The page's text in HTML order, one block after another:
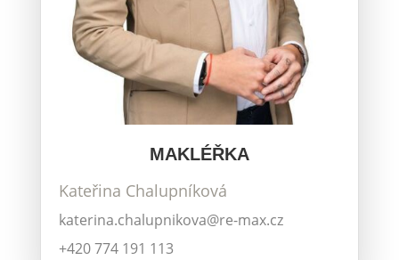
MAKLÉŘKA
Kateřina Chalupníková
katerina.chalupnikova@re-max.cz
+420 774 191 113